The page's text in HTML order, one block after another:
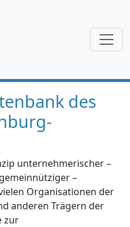
des
unternehmerischer –
–
Organisationen der
anderen Trägern der
zur